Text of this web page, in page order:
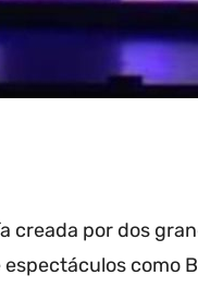
creada por dos
como